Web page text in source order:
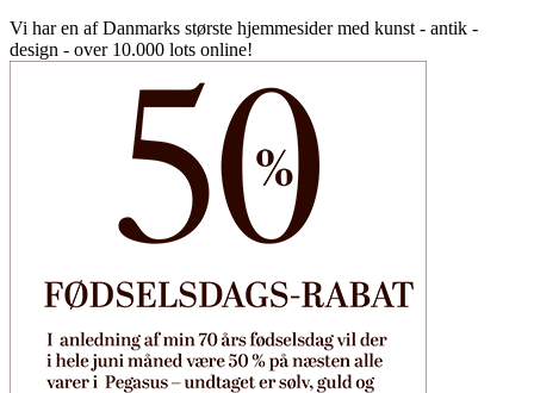
Vi har en af Danmarks største hjemmesider med kunst - antik -
design - over 10.000 lots online!